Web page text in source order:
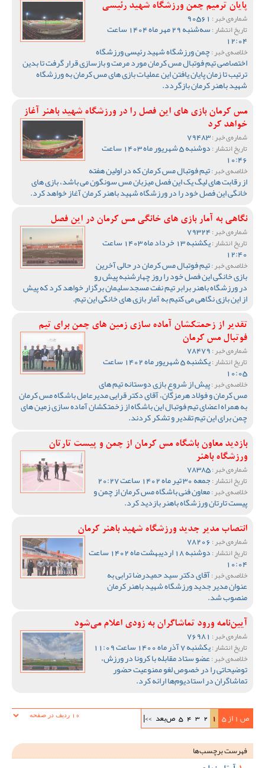
پایان ترمیم چمن ورزشگاه شهید رئیسی
شماره‌ی خبر :
تاریخ انتشار : سه‌شنبه 29 مهر ماه 1404 ساعت
12:04
خلاصه‌ی خبر :چمن ورزشگاه شهید رئیسی ورزشگاه
اختصاصی تیم فوتبال مس کرمان مورد مرمت و بازسازی قرار گرفت تا بدین
ترتیب تا زمان پایان یافتن این عملیات بازی های مس کرمان به ورزشگاه
شهید باهنر کرمان بازگردد.
مس کرمان بازی های این فصل را در ورزشگاه شهید باهنر آغاز
خواهد کرد
شماره‌ی خبر :
تاریخ انتشار : دوشنبه 5 شهریور ماه 1403 ساعت
10:46
خلاصه‌ی خبر :تیم فوتبال مس کرمان که در اولین هفته
از رقابت های لیگ یک این فصل میزبان مس سونگون می باشد، بازی های
خانگی این فصل خود را در ورزشگاه شهید باهنر کرمان آغاز خواهد کرد.
نگاهی به آمار بازی های خانگی مس کرمان در این فصل
شماره‌ی خبر :
تاریخ انتشار : یکشنبه 13 خرداد ماه 1403 ساعت
12:40
خلاصه‌ی خبر :تیم فوتبال مس کرمان در حالی آخرین
بازی خانگی این فصل خود را روز چهارشنبه پیش رو
در ورزشگاه باهنر برابر تیم نفت مسجدسلیمان برگزار خواهد کرد که پیش
از این بازی نگاهی می کنیم به آمار بازی های خانگی این تیم.
تقدیر از زحمتکشان آماده سازی زمین های چمن برای تیم
فوتبال مس کرمان
شماره‌ی خبر :
تاریخ انتشار : یکشنبه 5 شهریور ماه 1402 ساعت
10:05
خلاصه‌ی خبر :پیش از شروع بازی دوستانه تیم های
مس کرمان و فولاد هرمزگان، آقای دکتر قرایی مدیرعامل باشگاه مس کرمان
به همراه اعضای تیم فوتبال این باشگاه از زخمتکشان آماده سازی زمین های
چمن برای این تیم تقدیر و تشکر کردند.
بازدید معاون باشگاه مس کرمان از چمن و پیست تارتان
ورزشگاه باهنر
شماره‌ی خبر :
تاریخ انتشار :جمعه 30 تیر ماه 1402 ساعت 20:27
خلاصه‌ی خبر :معاون فنی باشگاه مس کرمان از چمن و
پیست تارتان ورزشگاه باهنر بازدید کرد.
انتصاب مدیر جدید ورزشگاه شهید باهنر کرمان
شماره‌ی خبر :
تاریخ انتشار : دوشنبه 18 اردیبهشت ماه 1402 ساعت
10:04
خلاصه‌ی خبر :آقای دکتر سید حمیدرضا ترابی به
عنوان مدیر جدید ورزشگاه شهید باهنر کرمان
منصوب شد.
آیین‌نامه ورود تماشاگران به زودی اعلام می‌شود
شماره‌ی خبر :
تاریخ انتشار :یکشنبه 7 آذر ماه 1400 ساعت 11:09
خلاصه‌ی خبر :عضو ستاد مقابله با کرونا در ورزش،
توضیحاتی را در خصوص لغو ممنوعیت حضور
تماشاگران در استادیوم‌ها ارائه کرد.
ص 1 از 5 1
2
3
4
5 ص‌بعد >>|
فهرست برچسب‌ها